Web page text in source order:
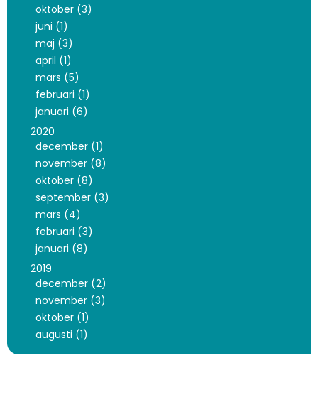
oktober (3)
juni (1)
maj (3)
april (1)
mars (5)
februari (1)
januari (6)
2020
december (1)
november (8)
oktober (8)
september (3)
mars (4)
februari (3)
januari (8)
2019
december (2)
november (3)
oktober (1)
augusti (1)